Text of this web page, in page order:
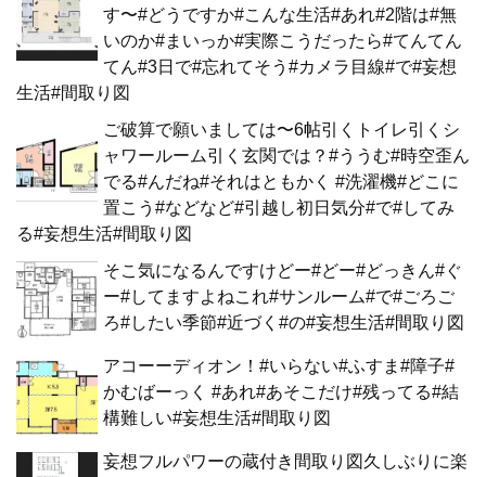
す〜#どうですか#こんな生活#あれ#2階は#無
いのか#まいっか#実際こうだったら#てんてん
てん#3日で#忘れてそう#カメラ目線#で#妄想
生活#間取り図
ご破算で願いましては〜6帖引くトイレ引くシ
ャワールーム引く玄関では？#ううむ#時空歪ん
でる#んだね#それはともかく #洗濯機#どこに
置こう#などなど#引越し初日気分#で#してみ
る#妄想生活#間取り図
そこ気になるんですけどー#どー#どっきん#ぐ
ー#してますよねこれ#サンルーム#で#ごろご
ろ#したい季節#近づく#の#妄想生活#間取り図
アコーーディオン！#いらない#ふすま#障子#
かむばーっく #あれ#あそこだけ#残ってる#結
構難しい#妄想生活#間取り図
妄想フルパワーの蔵付き間取り図久しぶりに楽